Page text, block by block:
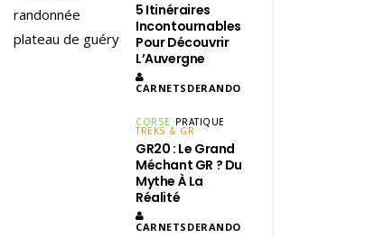
5 Itinéraires
Incontournables
Pour Découvrir
L’Auvergne
CARNETSDERANDO
CORSE PRATIQUE
TREKS & GR
GR20 : Le Grand
Méchant GR ? Du
Mythe À La
Réalité
CARNETSDERANDO